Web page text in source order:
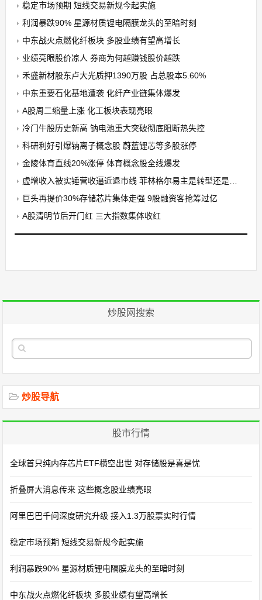
稳定市场预期 短线交易新规今起实施
利润暴跌90% 星源材质锂电隔膜龙头的至暗时刻
中东战火点燃化纤板块 多股业绩有望高增长
业绩亮眼股价凉人 券商为何越赚钱股价越跌
禾盛新材股东卢大光质押1390万股 占总股本5.60%
中东重要石化基地遭袭 化纤产业链集体爆发
A股周二缩量上涨 化工板块表现亮眼
冷门牛股历史新高 钠电池重大突破彻底阻断热失控
科研利好引爆钠离子概念股 蔚蓝锂芯等多股涨停
金陵体育直线20%涨停 体育概念股全线爆发
虚增收入被实锤营收逼近退市线 菲林格尔易主是转型还是金蝉脱壳
巨头再提价30%存储芯片集体走强 9股融资客抢筹过亿
A股清明节后开门红 三大指数集体收红
炒股网搜索
炒股导航
股市行情
全球首只纯内存芯片ETF横空出世 对存储股是喜是忧
折叠屏大消息传来 这些概念股业绩亮眼
阿里巴巴千问深度研究升级 接入1.3万股票实时行情
稳定市场预期 短线交易新规今起实施
利润暴跌90% 星源材质锂电隔膜龙头的至暗时刻
中东战火点燃化纤板块 多股业绩有望高增长